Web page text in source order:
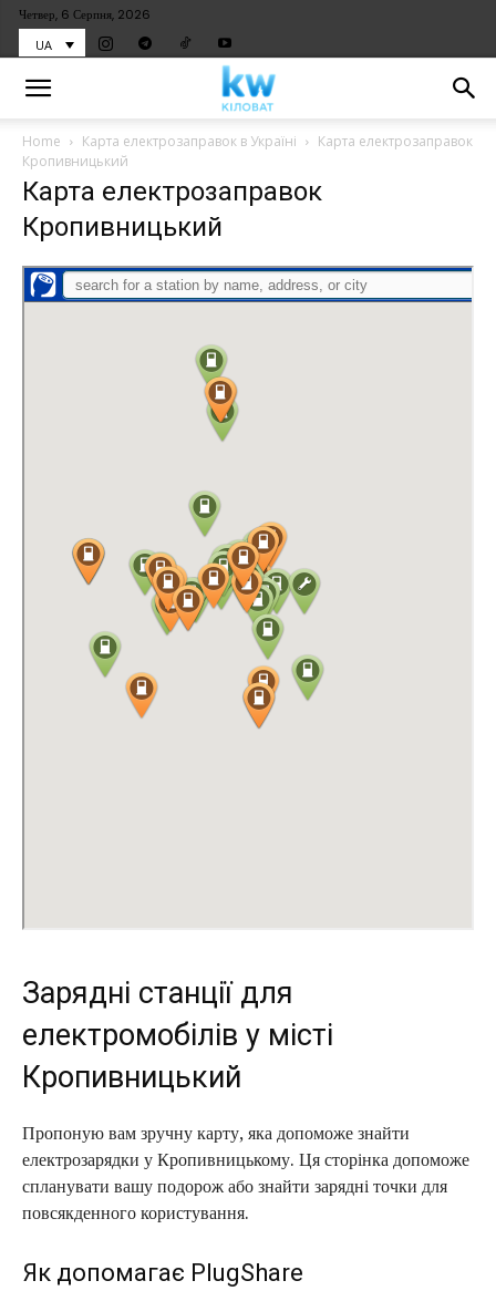
Четвер, 6 Серпня, 2026
UA
Home Карта електрозаправок в Україні
Карта електрозаправок
Кропивницький
Карта електрозаправок
Кропивницький
Зарядні станції для
електромобілів у місті
Кропивницький
Пропоную вам зручну карту, яка допоможе знайти
електрозарядки у Кропивницькому. Ця сторінка допоможе
спланувати вашу подорож або знайти зарядні точки для
повсякденного користування.
Як допомагає PlugShare